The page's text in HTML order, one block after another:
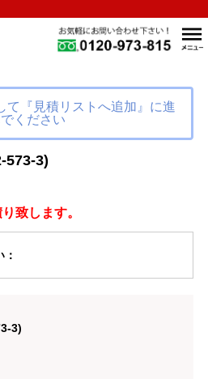
『見積リストへ追加』に進
ください
573-3)
致します。
：
3)